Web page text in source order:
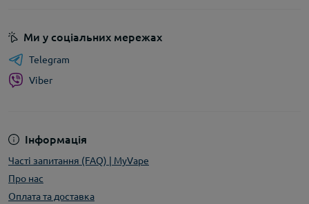
Інформація
Часті запитання (FAQ) | MyVape
Про нас
Оплата та доставка
Ми у соціальних мережах
Telegram
Viber